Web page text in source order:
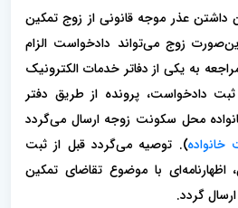
داشتن عذر موجه قانونی از زوج تمکین
زوج می‌تواند دادخواست الزام
به یکی از دفاتر خدمات الکترونیک
دادخواست، پرونده از طریق دفتر
محل سکونت زوجه ارسال می‌گردد
). توصیه می‌گردد قبل از ثبت
اظهارنامه‌ای با موضوع تقاضای تمکین
گردد.